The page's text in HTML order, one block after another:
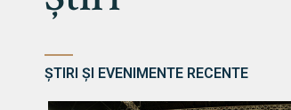
ȘTIRI ȘI EVENIMENTE RECENTE